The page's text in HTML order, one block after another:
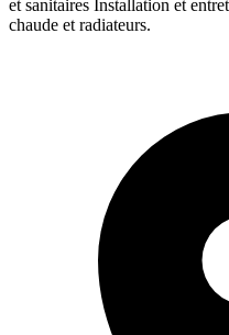
et sanitaires Installation et
chaude et radiateurs.